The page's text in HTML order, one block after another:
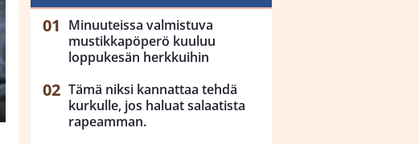
Minuuteissa valmistuva
mustikkapöperö kuuluu
loppukesän herkkuihin
Tämä niksi kannattaa tehdä
kurkulle, jos haluat salaatista
rapeamman.